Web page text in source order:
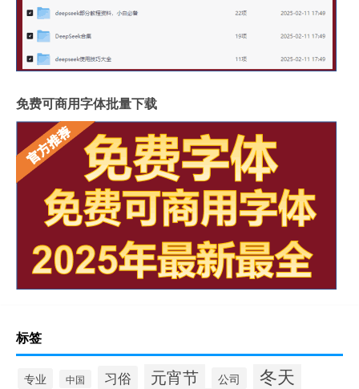
免费可商用字体批量下载
标签
专业 中国 习俗 元宵节 公司 冬天